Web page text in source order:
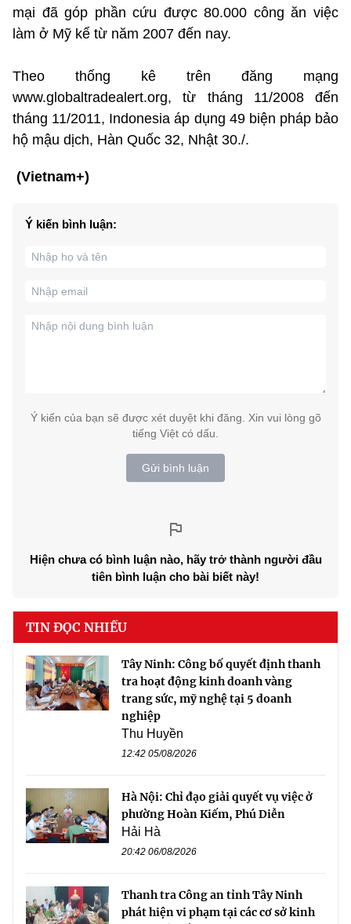
mại đã góp phần cứu được 80.000 công ăn việc
làm ở Mỹ kể từ năm 2007 đến nay.
Theo thống kê trên đăng mạng
www.globaltradealert.org, từ tháng 11/2008 đến
tháng 11/2011, Indonesia áp dụng 49 biện pháp bảo
hộ mậu dịch, Hàn Quốc 32, Nhật 30./.
(Vietnam+)
Ý kiến bình luận:
Ý kiến của bạn sẽ được xét duyệt khi đăng. Xin vui lòng gõ
tiếng Việt có dấu.
Gửi bình luận
Hiện chưa có bình luận nào, hãy trở thành người đầu
tiên bình luận cho bài biết này!
TIN ĐỌC NHIỀU
Tây Ninh: Công bố quyết định thanh
tra hoạt động kinh doanh vàng
trang sức, mỹ nghệ tại 5 doanh
nghiệp
Thu Huyền
12:42 05/08/2026
Hà Nội: Chỉ đạo giải quyết vụ việc ở
phường Hoàn Kiếm, Phú Diễn
Hải Hà
20:42 06/08/2026
Thanh tra Công an tỉnh Tây Ninh
phát hiện vi phạm tại các cơ sở kinh